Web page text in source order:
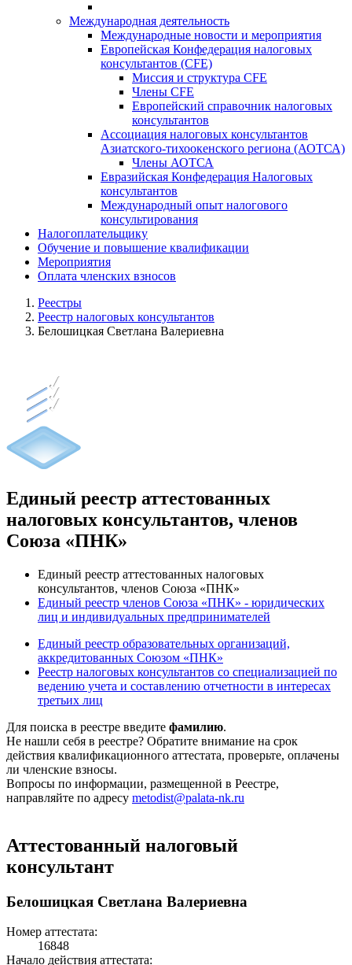
Международная деятельность
Международные новости и мероприятия
Европейская Конфедерация налоговых
консультантов (CFE)
Миссия и структура CFE
Члены CFE
Европейский справочник налоговых
консультантов
Ассоциация налоговых консультантов
Азиатского-тихоокенского региона (АОТСА)
Члены АОТСА
Евразийская Конфедерация Налоговых
консультантов
Международный опыт налогового
консультирования
Налогоплательщику
Обучение и повышение квалификации
Мероприятия
Оплата членских взносов
Реестры
Реестр налоговых консультантов
Белошицкая Светлана Валериевна
Единый реестр аттестованных
налоговых консультантов, членов
Союза «ПНК»
Единый реестр аттестованных налоговых
консультантов, членов Союза «ПНК»
Единый реестр членов Союза «ПНК» - юридических
лиц и индивидуальных предпринимателей
Единый реестр образовательных организаций,
аккредитованных Союзом «ПНК»
Реестр налоговых консультантов со специализацией по
ведению учета и составлению отчетности в интересах
третьих лиц
Для поиска в реестре введите фамилию.
Не нашли себя в реестре? Обратите внимание на срок
действия квалификационного аттестата, проверьте, оплачены
ли членские взносы.
Вопросы по информации, размещенной в Реестре,
направляйте по адресу metodist@palata-nk.ru
Аттестованный налоговый
консультант
Белошицкая Светлана Валериевна
Номер аттестата:
16848
Начало действия аттестата: